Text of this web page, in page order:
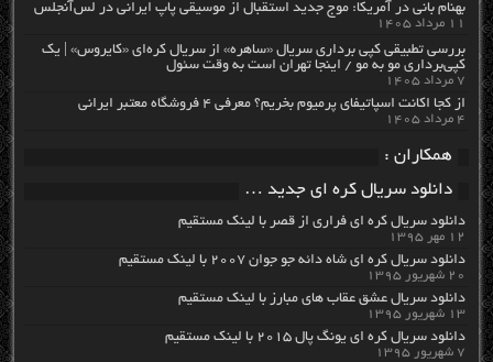
بهنام بانی در آمریکا: موج جدید استقبال از موسیقی پاپ ایرانی در لس‌آنجلس
۱۱ مرداد ۱۴۰۵
بررسی تطبیقی کپی برداری سریال «ساهره» از سریال کره‌ای «کایروس» | یک
کپی‌برداری مو به مو / اینجا تهران است به وقت سئول
۷ مرداد ۱۴۰۵
از کجا اکانت اسپاتیفای پرمیوم بخریم؟ معرفی ۴ فروشگاه معتبر ایرانی
۴ مرداد ۱۴۰۵
همکاران :
دانلود سریال کره ای جدید …
دانلود سریال کره ای فراری از قصر با لینک مستقیم
۱۲ مهر ۱۳۹۵
دانلود سریال کره ای شاه دائه جو جوان ۲۰۰۷ با لینک مستقیم
۲۰ شهریور ۱۳۹۵
دانلود سریال عشق عقاب های مبارز با لینک مستقیم
۱۳ شهریور ۱۳۹۵
دانلود سریال کره ای یونگ پال ۲۰۱۵ با لینک مستقیم
۷ شهریور ۱۳۹۵